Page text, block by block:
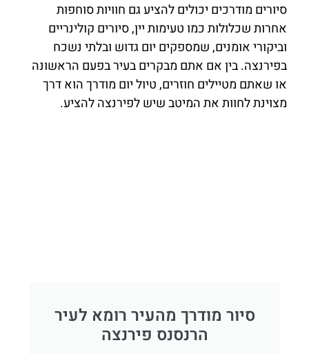
סיורים מודרכים יכולים להציע גם חוויות סוחפות
אחרות שכלולות כמו טעימות יין, סיורים קולינריים
וביקורי אומנים, שמספקים יום גדוש ובלתי נשכח
בפירנצה. בין אם אתם מבקרים בעיר בפעם הראשונה
או שאתם מטיילים חוזרים, טיול יום מודרך הוא דרך
מצוינת לחוות את המיטב שיש לפירנצה להציע.
סיור מודרך מהעיר רומא לעיר
הרנסנס פירנצה